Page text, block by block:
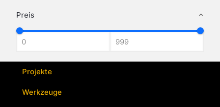
Preis
Projekte
Werkzeuge